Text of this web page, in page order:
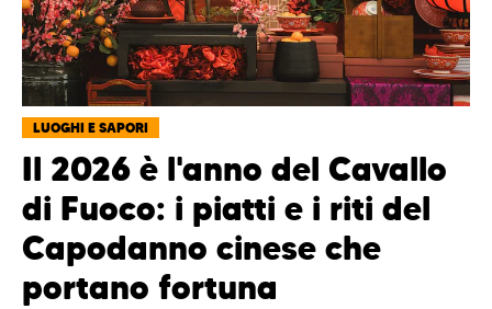
LUOGHI E SAPORI
Il 2026 è l'anno del Cavallo
di Fuoco: i piatti e i riti del
Capodanno cinese che
portano fortuna